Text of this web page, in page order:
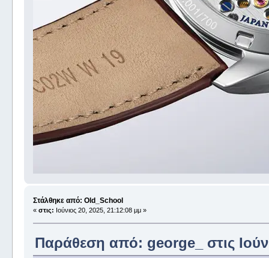
Στάλθηκε από: Old_School
« στις: Ιούνιος 20, 2025, 21:12:08 μμ »
Παράθεση από: george_ στις